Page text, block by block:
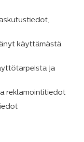
käyttämästä
ja
reklamointitiedot